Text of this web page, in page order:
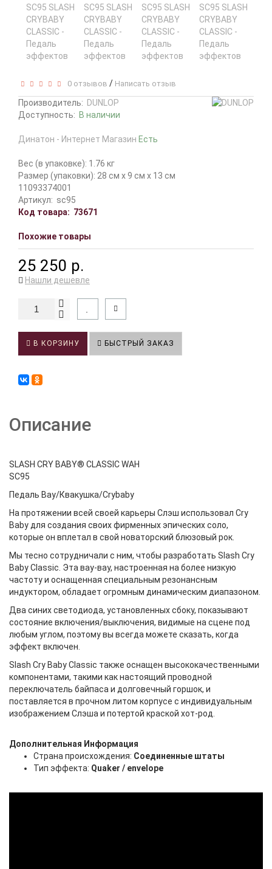
0 отзывов / Написать отзыв
Производитель: DUNLOP
Доступность: В наличии
Динатон - Интернет Магазин Есть
Вес (в упаковке): 1.76 кг
Размер (упаковки): 28 см x 9 см x 13 см
11093374001
Артикул: sc95
Код товара: 73671
Похожие товары
25 250 р.
Нашли дешевле
В КОРЗИНУ БЫСТРЫЙ ЗАКАЗ
Описание
SLASH CRY BABY® CLASSIC WAH
SC95
Педаль Вау/Квакушка/Crybaby
На протяжении всей своей карьеры Слэш использовал Cry
Baby для создания своих фирменных эпических соло,
которые он вплетал в свой новаторский блюзовый рок.
Мы тесно сотрудничали с ним, чтобы разработать Slash Cry
Baby Classic. Эта вау-вау, настроенная на более низкую
частоту и оснащенная специальным резонансным
индуктором, обладает огромным динамическим диапазоном.
Два синих светодиода, установленных сбоку, показывают
состояние включения/выключения, видимые на сцене под
любым углом, поэтому вы всегда можете сказать, когда
эффект включен.
Slash Cry Baby Classic также оснащен высококачественными
компонентами, такими как настоящий проводной
переключатель байпаса и долговечный горшок, и
поставляется в прочном литом корпусе с индивидуальным
изображением Слэша и потертой краской хот-род.
Дополнительная Информация
Страна происхождения: Соединенные штаты
Тип эффекта: Quaker / envelope